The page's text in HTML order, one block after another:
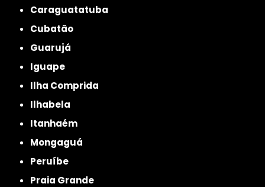
Caraguatatuba
Cubatão
Guarujá
Iguape
Ilha Comprida
Ilhabela
Itanhaém
Mongaguá
Peruíbe
Praia Grande